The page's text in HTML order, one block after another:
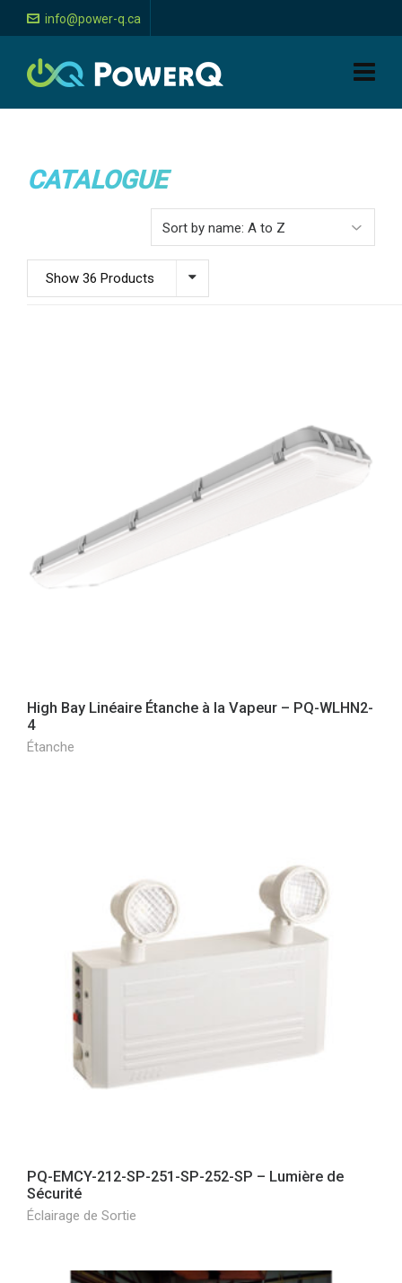
info@power-q.ca
CATALOGUE
Show 36 Products
High Bay Linéaire Étanche à la Vapeur – PQ-WLHN2-
4
Étanche
PQ-EMCY-212-SP-251-SP-252-SP – Lumière de
Sécurité
Éclairage de Sortie